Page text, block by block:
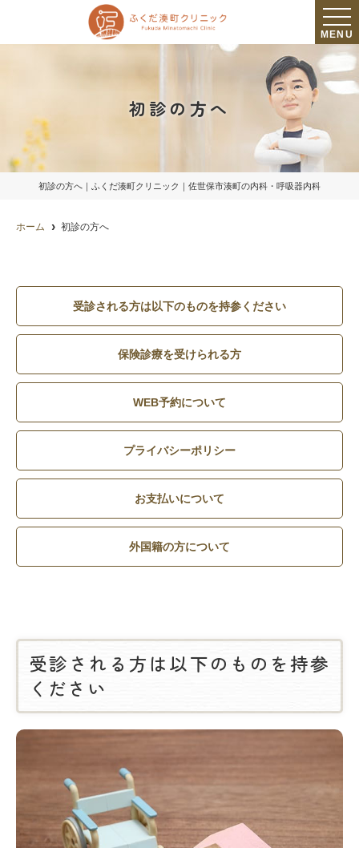
MENU
初診の方へ
初診の方へ｜ふくだ湊町クリニック｜佐世保市湊町の内科・呼吸器内科
ホーム 初診の方へ
受診される方は以下のものを持参ください
保険診療を受けられる方
WEB予約について
プライバシーポリシー
お支払いについて
外国籍の方について
受診される方は以下のものを持参
ください